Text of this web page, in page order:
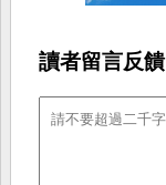
讀者留言反